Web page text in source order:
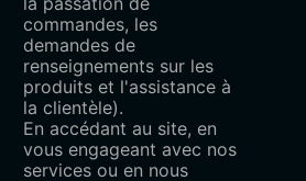
commandes, les
demandes de
renseignements sur les
produits et l'assistance à
la clientèle).
En accédant au site, en
vous engageant avec nos
services ou en nous